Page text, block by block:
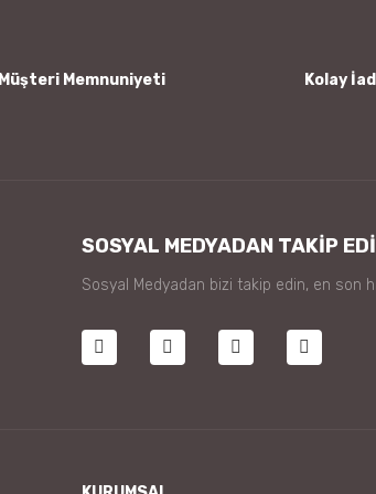
Müşteri Memnuniyeti Kolay
SOSYAL MEDYADAN TAKİP
Sosyal Medyadan bizi takip edin, en son